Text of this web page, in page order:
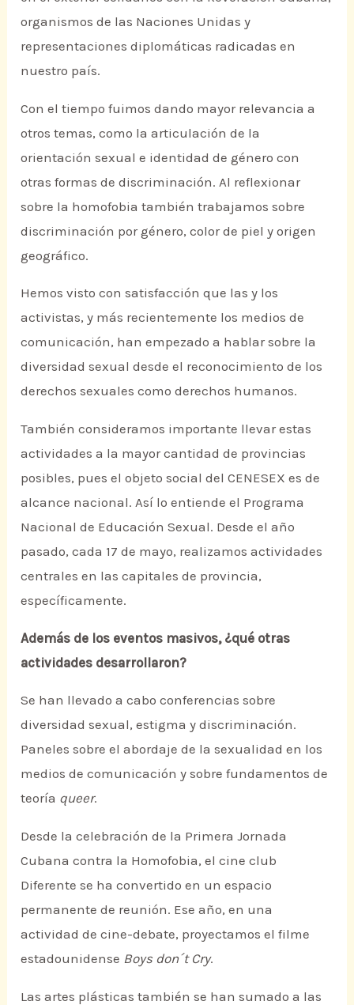
organismos de las Naciones Unidas y
representaciones diplomáticas radicadas en
nuestro país.
Con el tiempo fuimos dando mayor relevancia a
otros temas, como la articulación de la
orientación sexual e identidad de género con
otras formas de discriminación. Al reflexionar
sobre la homofobia también trabajamos sobre
discriminación por género, color de piel y origen
geográfico.
Hemos visto con satisfacción que las y los
activistas, y más recientemente los medios de
comunicación, han empezado a hablar sobre la
diversidad sexual desde el reconocimiento de los
derechos sexuales como derechos humanos.
También consideramos importante llevar estas
actividades a la mayor cantidad de provincias
posibles, pues el objeto social del CENESEX es de
alcance nacional. Así lo entiende el Programa
Nacional de Educación Sexual. Desde el año
pasado, cada 17 de mayo, realizamos actividades
centrales en las capitales de provincia,
específicamente.
Además de los eventos masivos, ¿qué otras
actividades desarrollaron?
Se han llevado a cabo conferencias sobre
diversidad sexual, estigma y discriminación.
Paneles sobre el abordaje de la sexualidad en los
medios de comunicación y sobre fundamentos de
teoría queer.
Desde la celebración de la Primera Jornada
Cubana contra la Homofobia, el cine club
Diferente se ha convertido en un espacio
permanente de reunión. Ese año, en una
actividad de cine-debate, proyectamos el filme
estadounidense Boys don´t Cry.
Las artes plásticas también se han sumado a las